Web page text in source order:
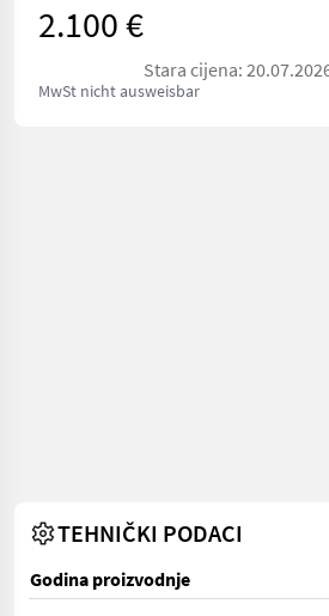
2.100 €
Stara cijena:
MwSt nicht ausweisbar
TEHNIČKI PODACI
Godina proizvodnje